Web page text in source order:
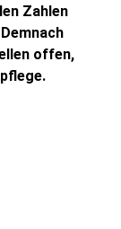
Zahlen
offen,